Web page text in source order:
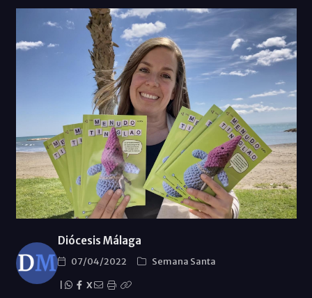
Diócesis Málaga
07/04/2022
Semana Santa
X